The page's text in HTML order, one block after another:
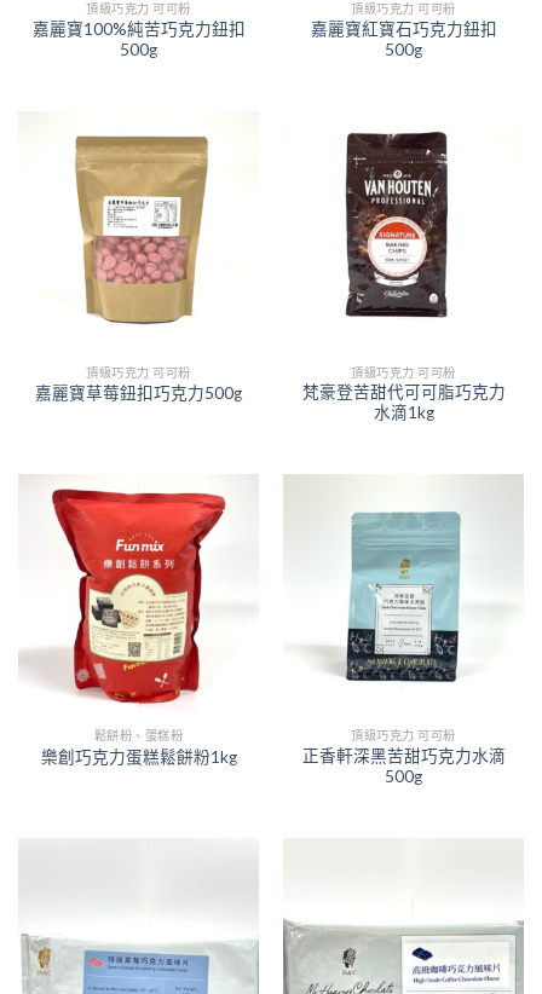
頂級巧克力 可可粉
嘉麗寶100%純苦巧克力鈕扣
500g
頂級巧克力 可可粉
嘉麗寶紅寶石巧克力鈕扣
500g
頂級巧克力 可可粉
嘉麗寶草莓鈕扣巧克力500g
頂級巧克力 可可粉
梵豪登苦甜代可可脂巧克力
水滴1kg
鬆餅粉、蛋糕粉
樂創巧克力蛋糕鬆餅粉1kg
頂級巧克力 可可粉
正香軒深黑苦甜巧克力水滴
500g